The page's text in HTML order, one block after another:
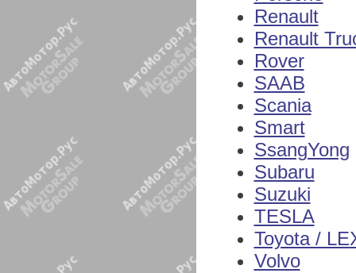
Renault
Renault
Rover
SAAB
Scania
Smart
SsangYong
Subaru
Suzuki
TESLA
Toyota /
Volvo